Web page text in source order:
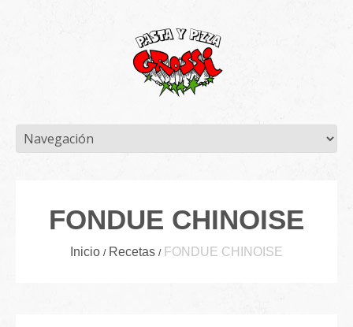
FONDUE CHINOISE
Inicio Recetas FONDUE CHINOISE